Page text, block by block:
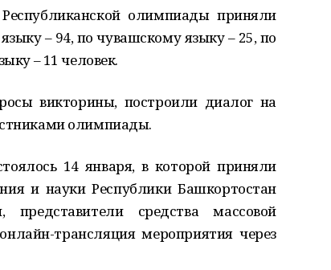
олимпиады приняли
– 94, по чувашскому языку – 25, по
– 11 человек.
викторины, построили диалог на
олимпиады.
14 января, в которой приняли
и науки Республики Башкортостан
средства массовой
трансляция мероприятия через